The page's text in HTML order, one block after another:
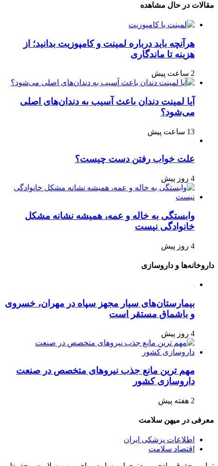
مقالات در حال مشاهده
هرآنچه باید درباره لمینت و کامپوزیت بدانید؛ از
هزینه تا ماندگاری
2 ساعت پیش
آیا لمینت دندان باعث آسیب به دندان‌های اصلی
می‌شود؟
13 ساعت پیش
علت خواب رفتن دست چیست؟
4 روز پیش
وابستگی به خاله و عمه، همیشه نشانه مشکل
خانوادگی نیست
4 روز پیش
داروخانه‌ها و داروسازی
بیمارستان‌های سیار مجهز سپاه در مهران، خسروی
و باشماق مستقر است
4 روز پیش
مهم ترین مانع جذب نیروهای متخصص در صنعت
داروسازی کشور
2 هفته پیش
معرفی در میهن سلامت
اطلاعات پزشکی ایران
اقتصاد سلامت